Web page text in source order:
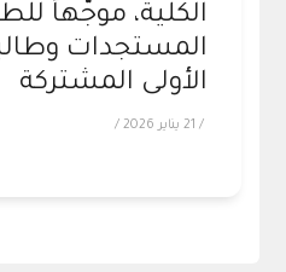
الكلية، موجّهاً
المستجدات
الأولى المشتركة
/ 21 يناير 2026 /